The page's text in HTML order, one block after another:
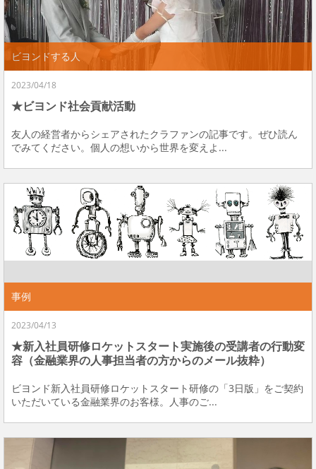
ビヨンドする人
2023/04/18
★ビヨンド社会貢献活動
友人の経営者からシェアされたクラファンの記事です。ぜひ読ん
でみてください。個人の想いから世界を変えよ...
事例
2023/04/13
★新入社員研修ロケットスタート実施後の受講者の行動変
容（金融業界の人事担当者の方からのメール抜粋）
ビヨンド新入社員研修ロケットスタート研修の「3日版」をご契約
いただいている金融業界のお客様。人事のご...